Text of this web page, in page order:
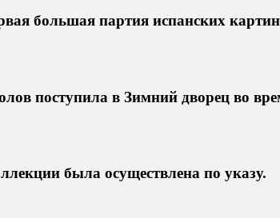
большая партия испанских
поступила в Зимний дворец во
была осуществлена по указу.